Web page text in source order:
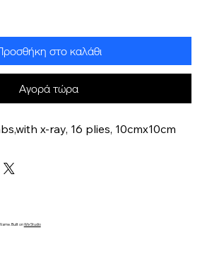
στο καλάθι
Αγορά τώρα
x-ray, 16 plies, 10cmx10cm
Built onWix Studio